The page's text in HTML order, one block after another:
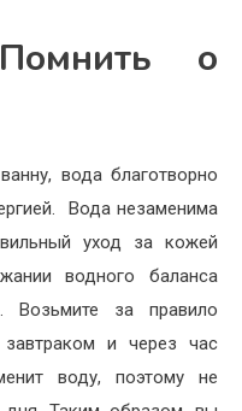
о
вода благотворно
Вода незаменима
уход за кожей
водного баланса
Возьмите за правило
и через час
воду, поэтому не